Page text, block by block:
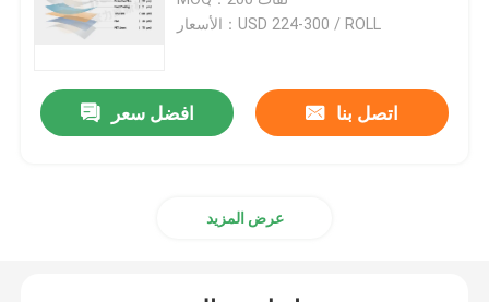
غلاف سيارة PPF
الأسعار：USD 224-300 / ROLL
افضل سعر اتصل بنا
عرض المزيد